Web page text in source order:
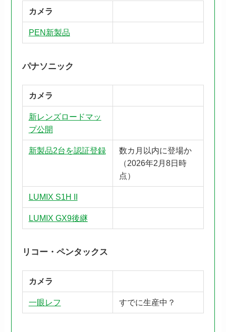
カメラ
PEN新製品
パナソニック
カメラ
新レンズロードマッ
プ公開
新製品2台を認証登録
数カ月以内に登場か
（2026年2月8日時
点）
LUMIX S1H II
LUMIX GX9後継
リコー・ペンタックス
カメラ
一眼レフ すでに生産中？